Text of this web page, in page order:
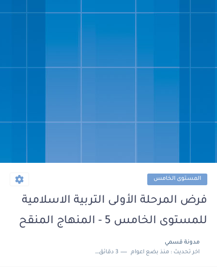
المستوى الخامس
فرض المرحلة الأولى التربية الاسلامية
للمستوى الخامس 5 - المنهاج المنقح
مدونة قسمي
اخر تحديث :منذ بضع اعوام 3 دقائق للقراءة